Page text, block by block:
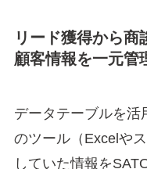
リード獲得から商
顧客情報を一元管
データテーブルを活
のツール（Excelや
していた情報を